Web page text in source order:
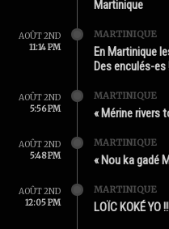
Martinique
AOÛT 2ND
11:14 PM
MARTINIQUE
En Martinique
Des enculés-es
AOÛT 2ND
5:56 PM
MARTINIQUE
« Mérine rivers
AOÛT 2ND
5:48 PM
MARTINIQUE
« Nou ka gadé
AOÛT 2ND
12:05 PM
MARTINIQUE
LOÏC KOKÉ YO